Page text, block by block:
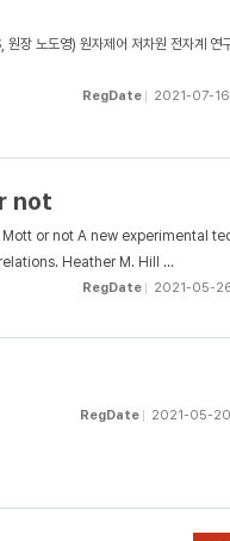
장 노도영) 원자제어 저차원 전자계 연
RegDate 2021-07-16
not
or not A new experimental
Heather M. Hill ...
RegDate 2021-05-
RegDate 2021-05-20